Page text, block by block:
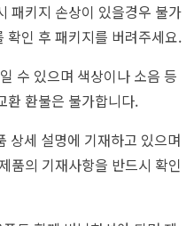
패키지 손상이 있을경우 불가
확인 후 패키지를 버려주세요.
수 있으며 색상이나 소음 등
환 환불은 불가합니다.
상세 설명에 기재하고 있으며
품의 기재사항을 반드시 확인